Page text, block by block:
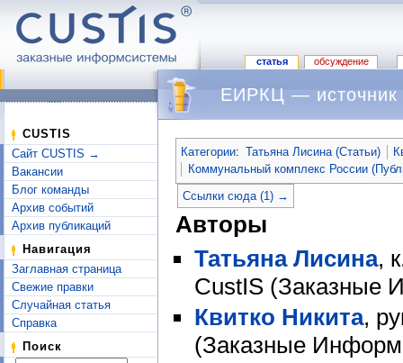
статья обсуждение
CUSTIS
Сайт CUSTIS →
Вакансии
Блог команды
Архив событий
Архив публикаций
Навигация
Заглавная страница
Свежие правки
Случайная статья
Справка
Поиск
ЕИРКЦ — источник
Категории: Татьяна Лисина (Статьи)
Коммунальный комплекс России
Ссылки сюда (1) →
Авторы
Татьяна Лисина,
CustIS (Заказные
Квитко Никита,
(Заказные